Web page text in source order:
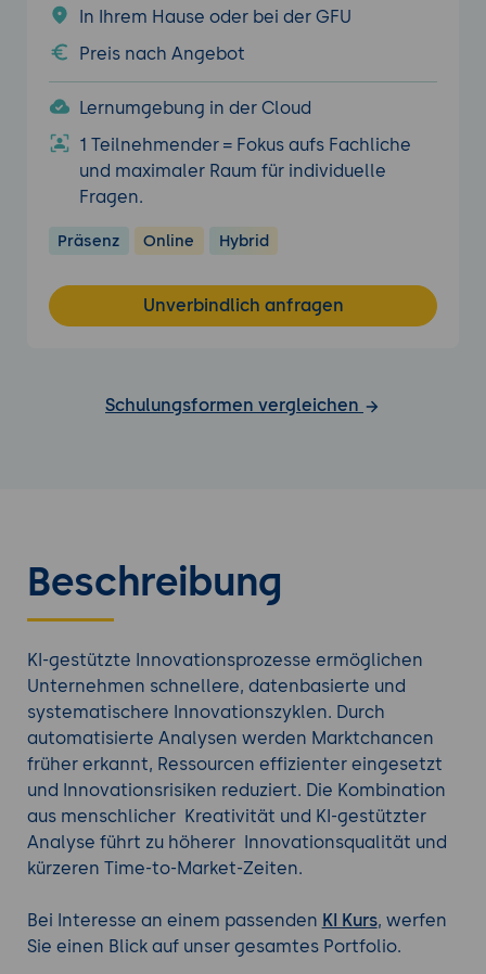
In Ihrem Hause oder bei der GFU
Preis nach Angebot
Lernumgebung in der Cloud
1 Teilnehmender = Fokus aufs Fachliche
und maximaler Raum für individuelle
Fragen.
Präsenz Online Hybrid
Unverbindlich anfragen
Schulungsformen vergleichen
Beschreibung
KI-gestützte Innovationsprozesse ermöglichen
Unternehmen schnellere, datenbasierte und
systematischere Innovationszyklen. Durch
automatisierte Analysen werden Marktchancen
früher erkannt, Ressourcen effizienter eingesetzt
und Innovationsrisiken reduziert. Die Kombination
aus menschlicher Kreativität und KI-gestützter
Analyse führt zu höherer Innovationsqualität und
kürzeren Time-to-Market-Zeiten.
Bei Interesse an einem passenden KI Kurs, werfen
Sie einen Blick auf unser gesamtes Portfolio.